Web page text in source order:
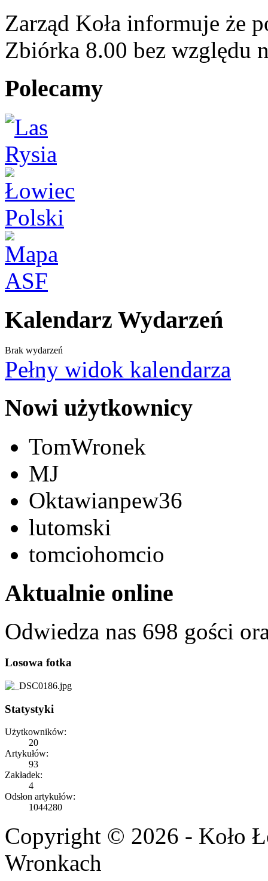
Zarząd Koła informuje że
Zbiórka 8.00 bez względu
Polecamy
Kalendarz Wydarzeń
Brak wydarzeń
Pełny widok kalendarza
Nowi użytkownicy
TomWronek
MJ
Oktawianpew36
lutomski
tomciohomcio
Aktualnie online
Odwiedza nas 698 gości
Losowa fotka
Statystyki
Użytkowników:
20
Artykułów:
93
Zakładek:
4
Odsłon artykułów:
1044280
Copyright © 2026 - Koło
Wronkach